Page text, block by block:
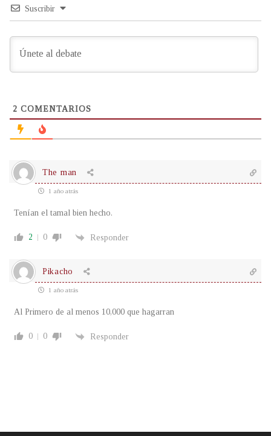
Suscribir
2 COMENTARIOS
The man
1 año atrás
Tenían el tamal bien hecho.
2 0 Responder
Pikacho
1 año atrás
Al Primero de al menos 10,000 que hagarran
0 0 Responder